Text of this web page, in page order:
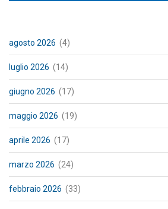
agosto 2026 (4)
luglio 2026 (14)
giugno 2026 (17)
maggio 2026 (19)
aprile 2026 (17)
marzo 2026 (24)
febbraio 2026 (33)